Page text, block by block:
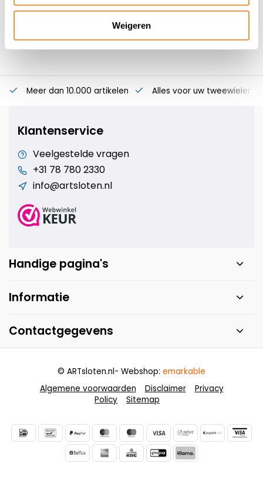
Weigeren
Meer dan 10.000 artikelen Alles voor uw tweewieler
Klantenservice
Veelgestelde vragen
+31 78 780 2330
info@artsloten.nl
Handige pagina's
Informatie
Contactgegevens
Algemene voorwaarden Disclaimer
Privacy
Policy
Sitemap
© ARTsloten.nl- Webshop: emarkable